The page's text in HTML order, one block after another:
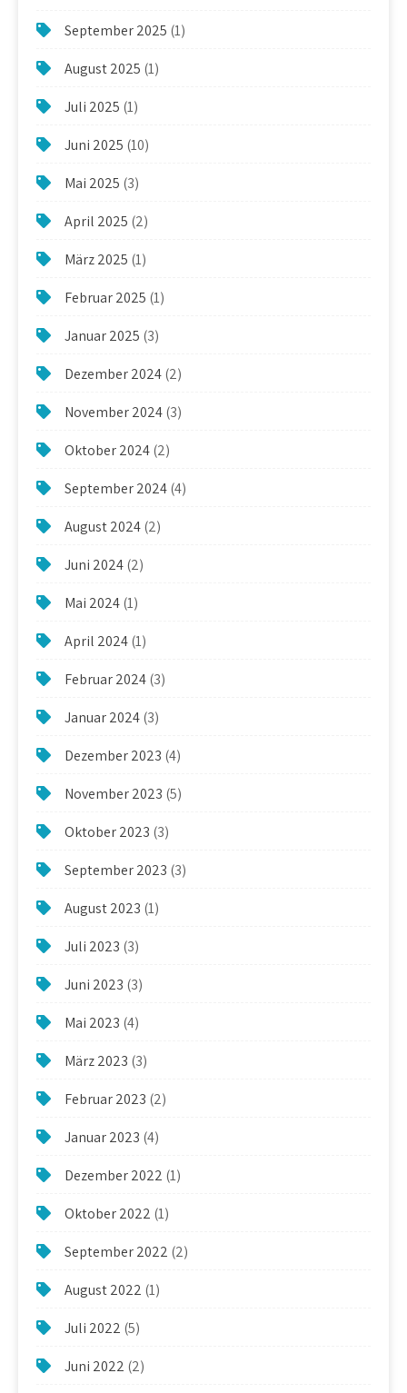
September 2025 (1)
August 2025 (1)
Juli 2025 (1)
Juni 2025 (10)
Mai 2025 (3)
April 2025 (2)
März 2025 (1)
Februar 2025 (1)
Januar 2025 (3)
Dezember 2024(2)
November 2024(3)
Oktober 2024(2)
September 2024(4)
August 2024(2)
Juni 2024(2)
Mai 2024(1)
April 2024(1)
Februar 2024(3)
Januar 2024(3)
Dezember 2023 (4)
November 2023 (5)
Oktober 2023 (3)
September 2023 (3)
August 2023 (1)
Juli 2023 (3)
Juni 2023 (3)
Mai 2023 (4)
März 2023 (3)
Februar 2023 (2)
Januar 2023 (4)
Dezember 2022 (1)
Oktober 2022 (1)
September 2022 (2)
August 2022 (1)
Juli 2022 (5)
Juni 2022 (2)